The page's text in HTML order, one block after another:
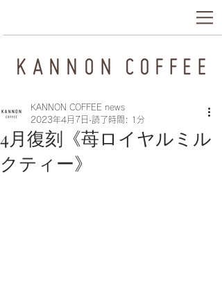
4月復刻《苺ロイヤルミル
クティー》
KANNON COFFEE news
2023年4月7日 読了時間: 1分